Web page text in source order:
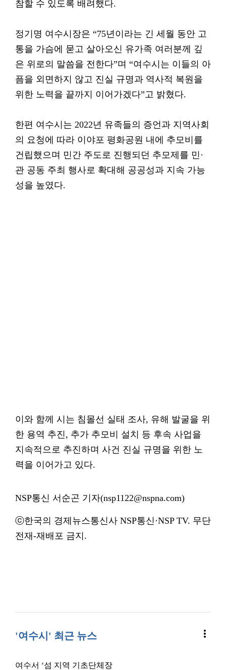
참할 수 있도록 배려했다.
정기명 여수시장은 “75년이라는 긴 세월 동안 고
통을 가슴에 묻고 살아오신 유가족 여러분께 깊
은 위로의 말씀을 전한다”며 “여수시는 이들의 아
픔을 외면하지 않고 진실 규명과 역사적 복원을
위한 노력을 끝까지 이어가겠다”고 밝혔다.
한편 여수시는 2022년 유족들의 증언과 지역사회
의 요청에 따라 이야포 평화공원 내에 추모비를
건립했으며 민간 주도로 진행되던 추모제를 민·
관 공동 주최 행사로 확대해 공공성과 지속 가능
성을 높였다.
이와 함께 시는 침몰선 실태 조사, 유해 발굴을 위
한 용역 추진, 추가 추모비 설치 등 후속 사업을
지속적으로 추진하며 사건 진실 규명을 위한 노
력을 이어가고 있다.
NSP통신 서순곤 기자(nsp1122@nspna.com)
ⓒ한국의 경제뉴스통신사 NSP통신·NSP TV. 무단
전재-재배포 금지.
'여수시' 최근 뉴스 more_vert
여수서 ‘섬 지역 기초단체장